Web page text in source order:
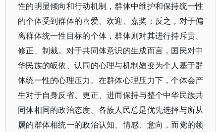
性的明显倾向和行动机制，群体中维护和保持统一性
的个体受到群体的喜爱、欢迎、嘉奖；反之，对于偏
离群体统一性目标的个体，群体则对其进行持斥责、
修正、制裁。对于共同体意识的生成而言，国民对中
华民族的皈依、认同的心理与机制嬗变为个人基于群
体统一性的心理压力。在群体心理压力下，个体会产
生对于自身反省、更正、进而保持与整个中华民族共
同体相同的政治态度。各族人民总是优先选择与所从
属的群体相统一的政治认知、情感、意向，而党的领